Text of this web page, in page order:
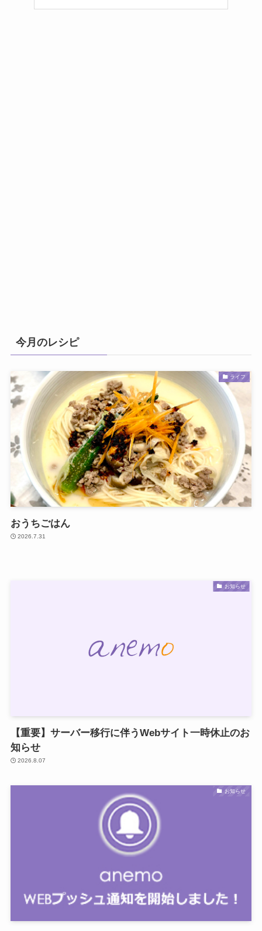
今月のレシピ
ライフ
おうちごはん
2026.7.31
お知らせ
【重要】サーバー移行に伴うWebサイト一時休止のお
知らせ
2026.8.07
お知らせ